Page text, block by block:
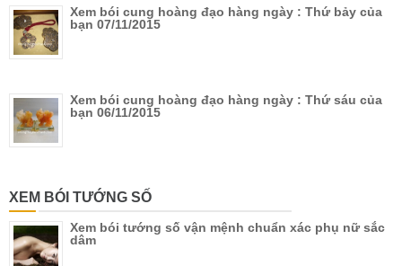
Xem bói cung hoàng đạo hàng ngày : Thứ bảy của
bạn 07/11/2015
Xem bói cung hoàng đạo hàng ngày : Thứ sáu của
bạn 06/11/2015
XEM BÓI TƯỚNG SỐ
Xem bói tướng số vận mệnh chuẩn xác phụ nữ sắc
dâm